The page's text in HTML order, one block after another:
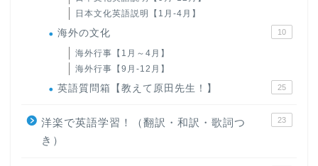
日本文化英語説明【1月-4月】
海外の文化 10
海外行事【1月～4月】
海外行事【9月-12月】
英語質問箱【教えて原田先生！】 25
洋楽で英語学習！（翻訳・和訳・歌詞つ
き）
23